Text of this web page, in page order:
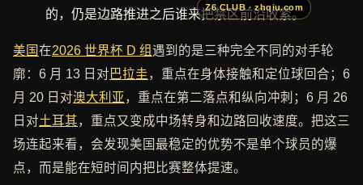
的，仍是边路推进之后谁来把禁区前沿收紧。
美国 在2026 世界杯 D 组遇到的是三种完全不同的对手轮
廓：6 月 13 日对 巴拉圭，重点在身体接触和定位球回合；6
月 20 日对澳大利亚 ，重点在第二落点和纵向冲刺；6 月 26
日对土耳其，重点又变成中场转身和边路回收速度。把这三
场连起来看，会发现美国最稳定的优势不是单个球员的爆
点，而是能在短时间内把比赛整体提速。